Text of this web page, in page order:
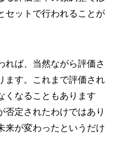
セットで行われることが
れば、当然ながら評価さ
ます。これまで評価され
くなることもあります
否定されたわけではあり
来が変わったというだけ